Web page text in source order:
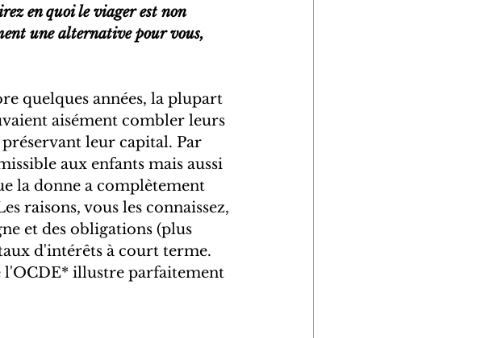
en quoi le viager est non
une alternative pour vous,
quelques années, la plupart
aisément combler leurs
leur capital. Par
aux enfants mais aussi
la donne a complètement
raisons, vous les connaissez,
et des obligations (plus
d'intérêts à court terme.
l'OCDE* illustre parfaitement